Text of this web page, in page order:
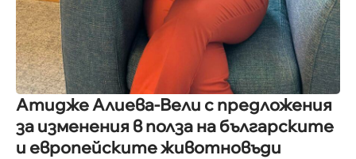
Атидже Алиева-Вели с предложения
за изменения в полза на българските
и европейските животновъди